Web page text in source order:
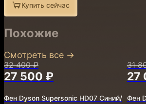
Купить сейчас
Похожие
Смотреть все →
32 400 ₽
27 500 ₽
Фен Dyson Supersonic HD07 Синий/
31
27
Фен